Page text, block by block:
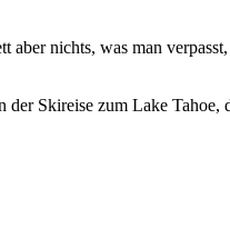
nichts, was man
Skireise zum Lake